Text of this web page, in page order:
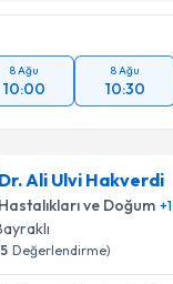
8 Ağu
10:00
8 Ağu
10:30
Ali Ulvi Hakverdi
ve Doğum +1
Değerlendirme)